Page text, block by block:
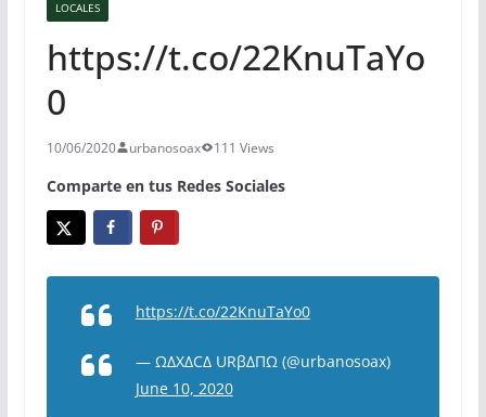
LOCALES
https://t.co/22KnuTaYo
0
10/06/2020 urbanosoax 111 Views
Comparte en tus Redes Sociales
https://t.co/22KnuTaYo0
— ΩΔXΔCΔ URβΔΠΩ (@urbanosoax)
June 10, 2020